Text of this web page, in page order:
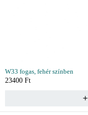
W33 fogas, fehér színben
23400 Ft